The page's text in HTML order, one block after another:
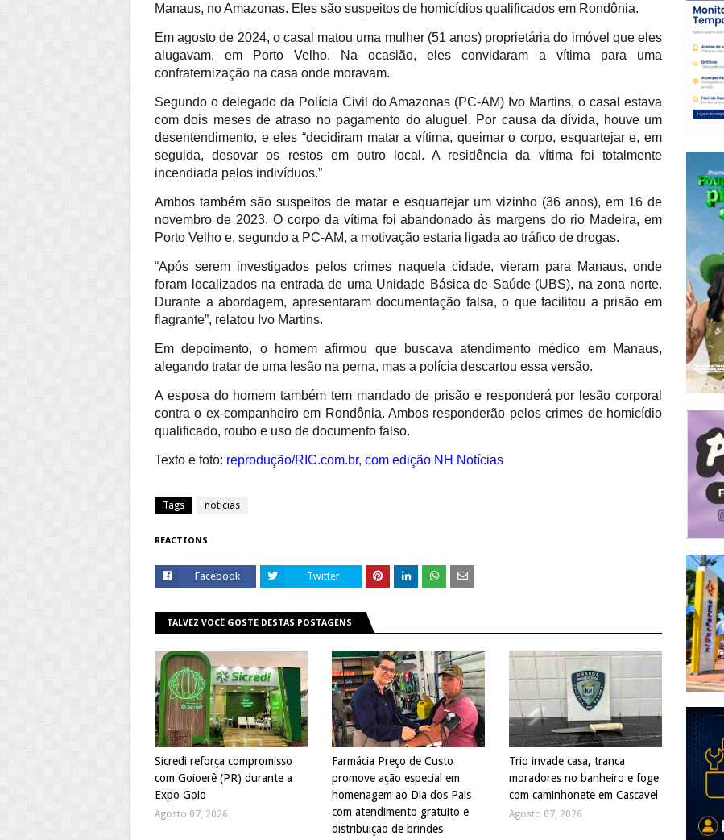
Manaus, no Amazonas. Eles são suspeitos de homicídios qualificados em Rondônia.
Em agosto de 2024, o casal matou uma mulher (51 anos) proprietária do imóvel que eles
alugavam, em Porto Velho. Na ocasião, eles convidaram a vítima para uma
confraternização na casa onde moravam.
Segundo o delegado da Polícia Civil do Amazonas (PC-AM) Ivo Martins, o casal estava
com dois meses de atraso no pagamento do aluguel. Por causa da dívida, houve um
desentendimento, e eles “decidiram matar a vítima, queimar o corpo, esquartejar e, em
seguida, desovar os restos em outro local. A residência da vítima foi totalmente
incendiada pelos indivíduos.”
Ambos também são suspeitos de matar e esquartejar um vizinho (36 anos), em 16 de
novembro de 2023. O corpo da vítima foi abandonado às margens do rio Madeira, em
Porto Velho e, segundo a PC-AM, a motivação estaria ligada ao tráfico de drogas.
“Após serem investigados pelos crimes naquela cidade, vieram para Manaus, onde
foram localizados na entrada de uma Unidade Básica de Saúde (UBS), na zona norte.
Durante a abordagem, apresentaram documentação falsa, o que facilitou a prisão em
flagrante”, relatou Ivo Martins.
Em depoimento, o homem afirmou que buscava atendimento médico em Manaus,
alegando tratar de uma lesão na perna, mas a polícia descartou essa versão.
A esposa do homem também tem mandado de prisão e responderá por lesão corporal
contra o ex-companheiro em Rondônia. Ambos responderão pelos crimes de homicídio
qualificado, roubo e uso de documento falso.
Texto e foto: reprodução/RIC.com.br, com edição NH Notícias
Tags noticias
REACTIONS
Facebook Twitter
TALVEZ VOCÊ GOSTE DESTAS POSTAGENS
Sicredi reforça compromisso
com Goioerê (PR) durante a
Expo Goio
Agosto 07, 2026
Farmácia Preço de Custo
promove ação especial em
homenagem ao Dia dos Pais
com atendimento gratuito e
distribuição de brindes
Trio invade casa, tranca
moradores no banheiro e foge
com caminhonete em Cascavel
Agosto 07, 2026